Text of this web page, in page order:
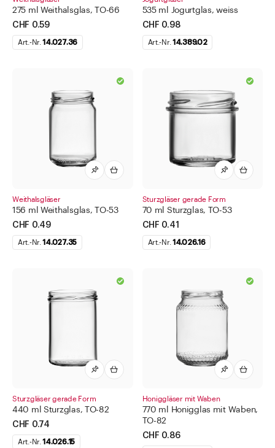
275 ml Weithalsglas, TO-66
CHF 0.59
Art.-Nr.14.027.36
535 ml Jogurtglas, weiss
CHF 0.98
Art.-Nr. 14.389.02
Weithalsgläser
156 ml Weithalsglas, TO-53
CHF 0.49
Art.-Nr.14.027.35
Sturzgläser gerade Form
70 ml Sturzglas, TO-53
CHF 0.41
Art.-Nr. 14.026.16
Sturzgläser gerade Form
440 ml Sturzglas, TO-82
CHF 0.74
Art.-Nr.14.026.15
Honiggläser mit Waben
770 ml Honigglas mit Waben,
TO-82
CHF 0.86